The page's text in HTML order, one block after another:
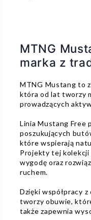
MTNG
marka z
MTNG Mustang to
która od lat tworzy
prowadzących
Linia Mustang Free
poszukujących
które wspierają
Projekty tej kolekcji
wygodę oraz
ruchem.
Dzięki współpracy
tworzy obuwie,
także zapewnia